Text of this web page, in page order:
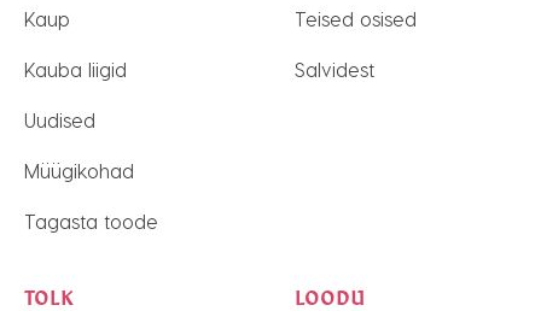
Kaup
Kauba liigid
Uudised
Müügikohad
Tagasta toode
Teised osised
Salvidest
TOLK LOODU